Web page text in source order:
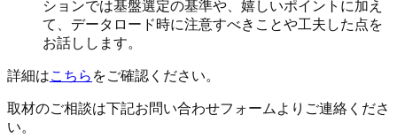
ションでは基盤選定の基準や、嬉しいポイントに加え
て、データロード時に注意すべきことや工夫した点を
お話しします。
詳細はこちら をご確認ください。
取材のご相談は下記お問い合わせフォームよりご連絡くださ
い。